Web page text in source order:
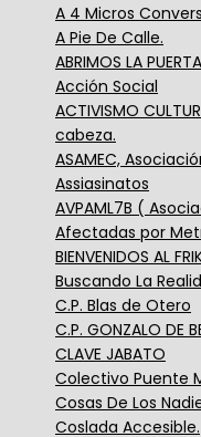
A 4 Micros
A Pie De Calle.
ABRIMOS LA PUERTA
Acción Social
ACTIVISMO
cabeza.
ASAMEC,
Assiasinatos
AVPAML7B (
Afectadas por
BIENVENIDOS AL
Buscando La
C.P. Blas de Otero
C.P. GONZALO DE
CLAVE JABATO
Colectivo Puente
Cosas De Los
Coslada Accesible.